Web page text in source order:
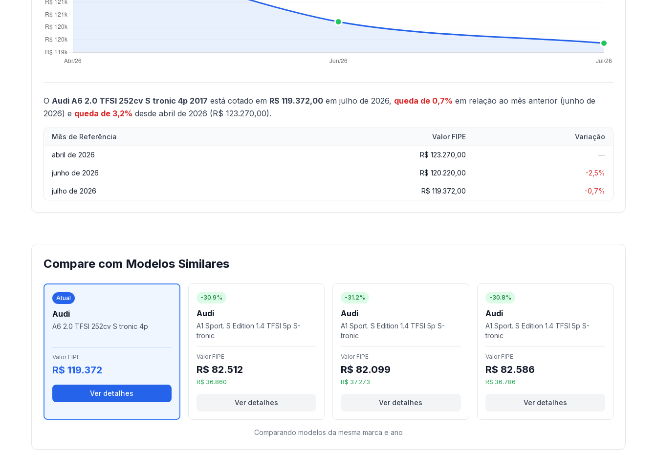
O Audi A6 2.0 TFSI 252cv S tronic 4p 2017 está cotado em R$ 119.372,00 em julho de 2026, queda de 0,7% em relação ao mês anterior (junho de
2026) e queda de 3,2% desde abril de 2026 (R$ 123.270,00).
Mês de Referência Valor FIPE Variação
abril de 2026 R$ 123.270,00 —
junho de 2026 R$ 120.220,00 -2,5%
julho de 2026 R$ 119.372,00 -0,7%
Compare com Modelos Similares
Atual
Audi
A6 2.0 TFSI 252cv S tronic 4p
Valor FIPE
R$ 119.372
Ver detalhes
-30.9%
Audi
A1 Sport. S Edition 1.4 TFSI 5p S-
tronic
Valor FIPE
R$ 82.512
R$ 36.860
Ver detalhes
-31.2%
Audi
A1 Sport. S Edition 1.4 TFSI 5p S-
tronic
Valor FIPE
R$ 82.099
R$ 37.273
Ver detalhes
-30.8%
Audi
A1 Sport. S Edition 1.4 TFSI 5p S-
tronic
Valor FIPE
R$ 82.586
R$ 36.786
Ver detalhes
Comparando modelos da mesma marca e ano